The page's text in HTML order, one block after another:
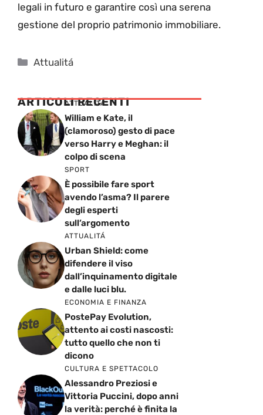
legali in futuro e garantire così una serena
gestione del proprio patrimonio immobiliare.
Categorie
Attualitá
ARTICOLI RECENTI
ATTUALITÁ
William e Kate, il
(clamoroso) gesto di pace
verso Harry e Meghan: il
colpo di scena
SPORT
È possibile fare sport
avendo l’asma? Il parere
degli esperti
sull’argomento
ATTUALITÁ
Urban Shield: come
difendere il viso
dall’inquinamento digitale
e dalle luci blu.
ECONOMIA E FINANZA
PostePay Evolution,
attento ai costi nascosti:
tutto quello che non ti
dicono
CULTURA E SPETTACOLO
Alessandro Preziosi e
Vittoria Puccini, dopo anni
la verità: perché è finita la